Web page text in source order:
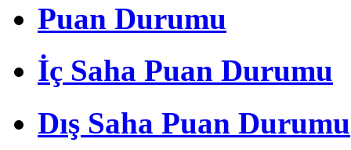
Puan Durumu
İç Saha Puan Durumu
Dış Saha Puan Durumu